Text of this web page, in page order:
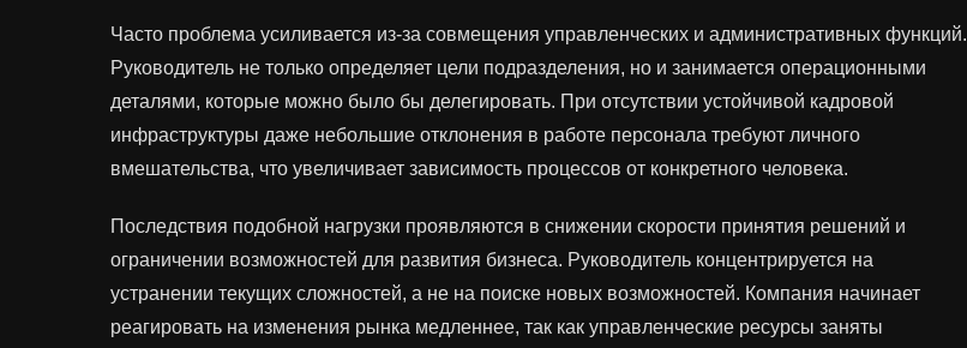
Часто проблема усиливается из-за совмещения управленческих и административных функций.
Руководитель не только определяет цели подразделения, но и занимается операционными
деталями, которые можно было бы делегировать. При отсутствии устойчивой кадровой
инфраструктуры даже небольшие отклонения в работе персонала требуют личного
вмешательства, что увеличивает зависимость процессов от конкретного человека.
Последствия подобной нагрузки проявляются в снижении скорости принятия решений и
ограничении возможностей для развития бизнеса. Руководитель концентрируется на
устранении текущих сложностей, а не на поиске новых возможностей. Компания начинает
реагировать на изменения рынка медленнее, так как управленческие ресурсы заняты